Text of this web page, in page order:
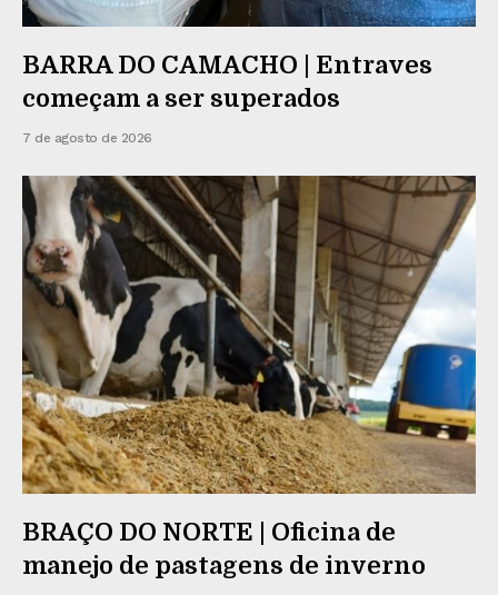
BARRA DO CAMACHO | Entraves
começam a ser superados
7 de agosto de 2026
BRAÇO DO NORTE | Oficina de
manejo de pastagens de inverno